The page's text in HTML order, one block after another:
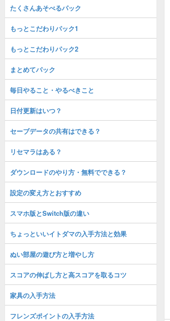
たくさんあそべるパック
もっとこだわりパック1
もっとこだわりパック2
まとめてパック
毎日やること・やるべきこと
日付更新はいつ？
セーブデータの共有はできる？
リセマラはある？
ダウンロードのやり方・無料でできる？
設定の変え方とおすすめ
スマホ版とSwitch版の違い
ちょっといいイトダマの入手方法と効果
ぬい部屋の遊び方と増やし方
スコアの伸ばし方と高スコアを取るコツ
家具の入手方法
フレンズポイントの入手方法